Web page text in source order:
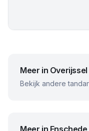
Meer in Overijssel
Bekijk andere
Meer in Enschede